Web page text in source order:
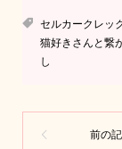
セルカークレッ
猫好きさんと繋
し